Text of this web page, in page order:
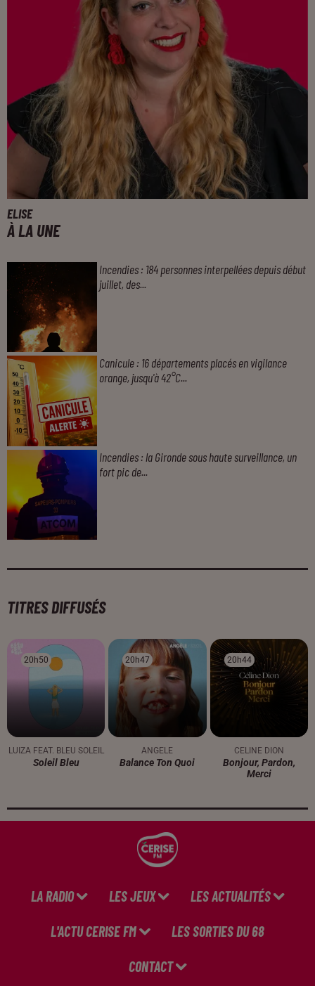
ELISE
À LA UNE
Incendies : 184 personnes interpellées depuis début
juillet, des...
Canicule : 16 départements placés en vigilance
orange, jusqu'à 42°C...
Incendies : la Gironde sous haute surveillance, un
fort pic de...
TITRES DIFFUSÉS
20h50
20h50
LUIZA FEAT. BLEU SOLEIL
Soleil Bleu
20h47
20h47
ANGELE
Balance Ton Quoi
20h44
20h44
CELINE DION
Bonjour, Pardon,
Merci
LA RADIO LES JEUX LES ACTUALITÉS
L'ACTU CERISE FM LES SORTIES DU 68
CONTACT